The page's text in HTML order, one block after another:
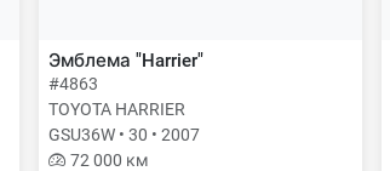
Эмблема "Harrier"
#4863
TOYOTA HARRIER
GSU36W • 30 • 2007
72 000 км